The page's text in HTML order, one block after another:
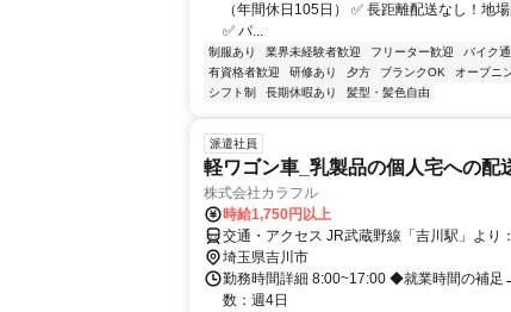
（年間休日105日） ✅ 長距離配送なし！地
✅ パ...
制服あり 業界未経験者歓迎 フリーター歓迎 バイク
有資格者歓迎
研修あり 夕方 ブランクOK オープニ
シフト制
長期休暇あり 髪型・髪色自由
派遣社員
軽ワゴン車_乳製品の個人宅への配
株式会社カラフル
時給1,750円以上
交通・アクセス JR武蔵野線「吉川駅」よ
埼玉県吉川市
勤務時間詳細 8:00~17:00 ◆就業時間の補足
数：週4日